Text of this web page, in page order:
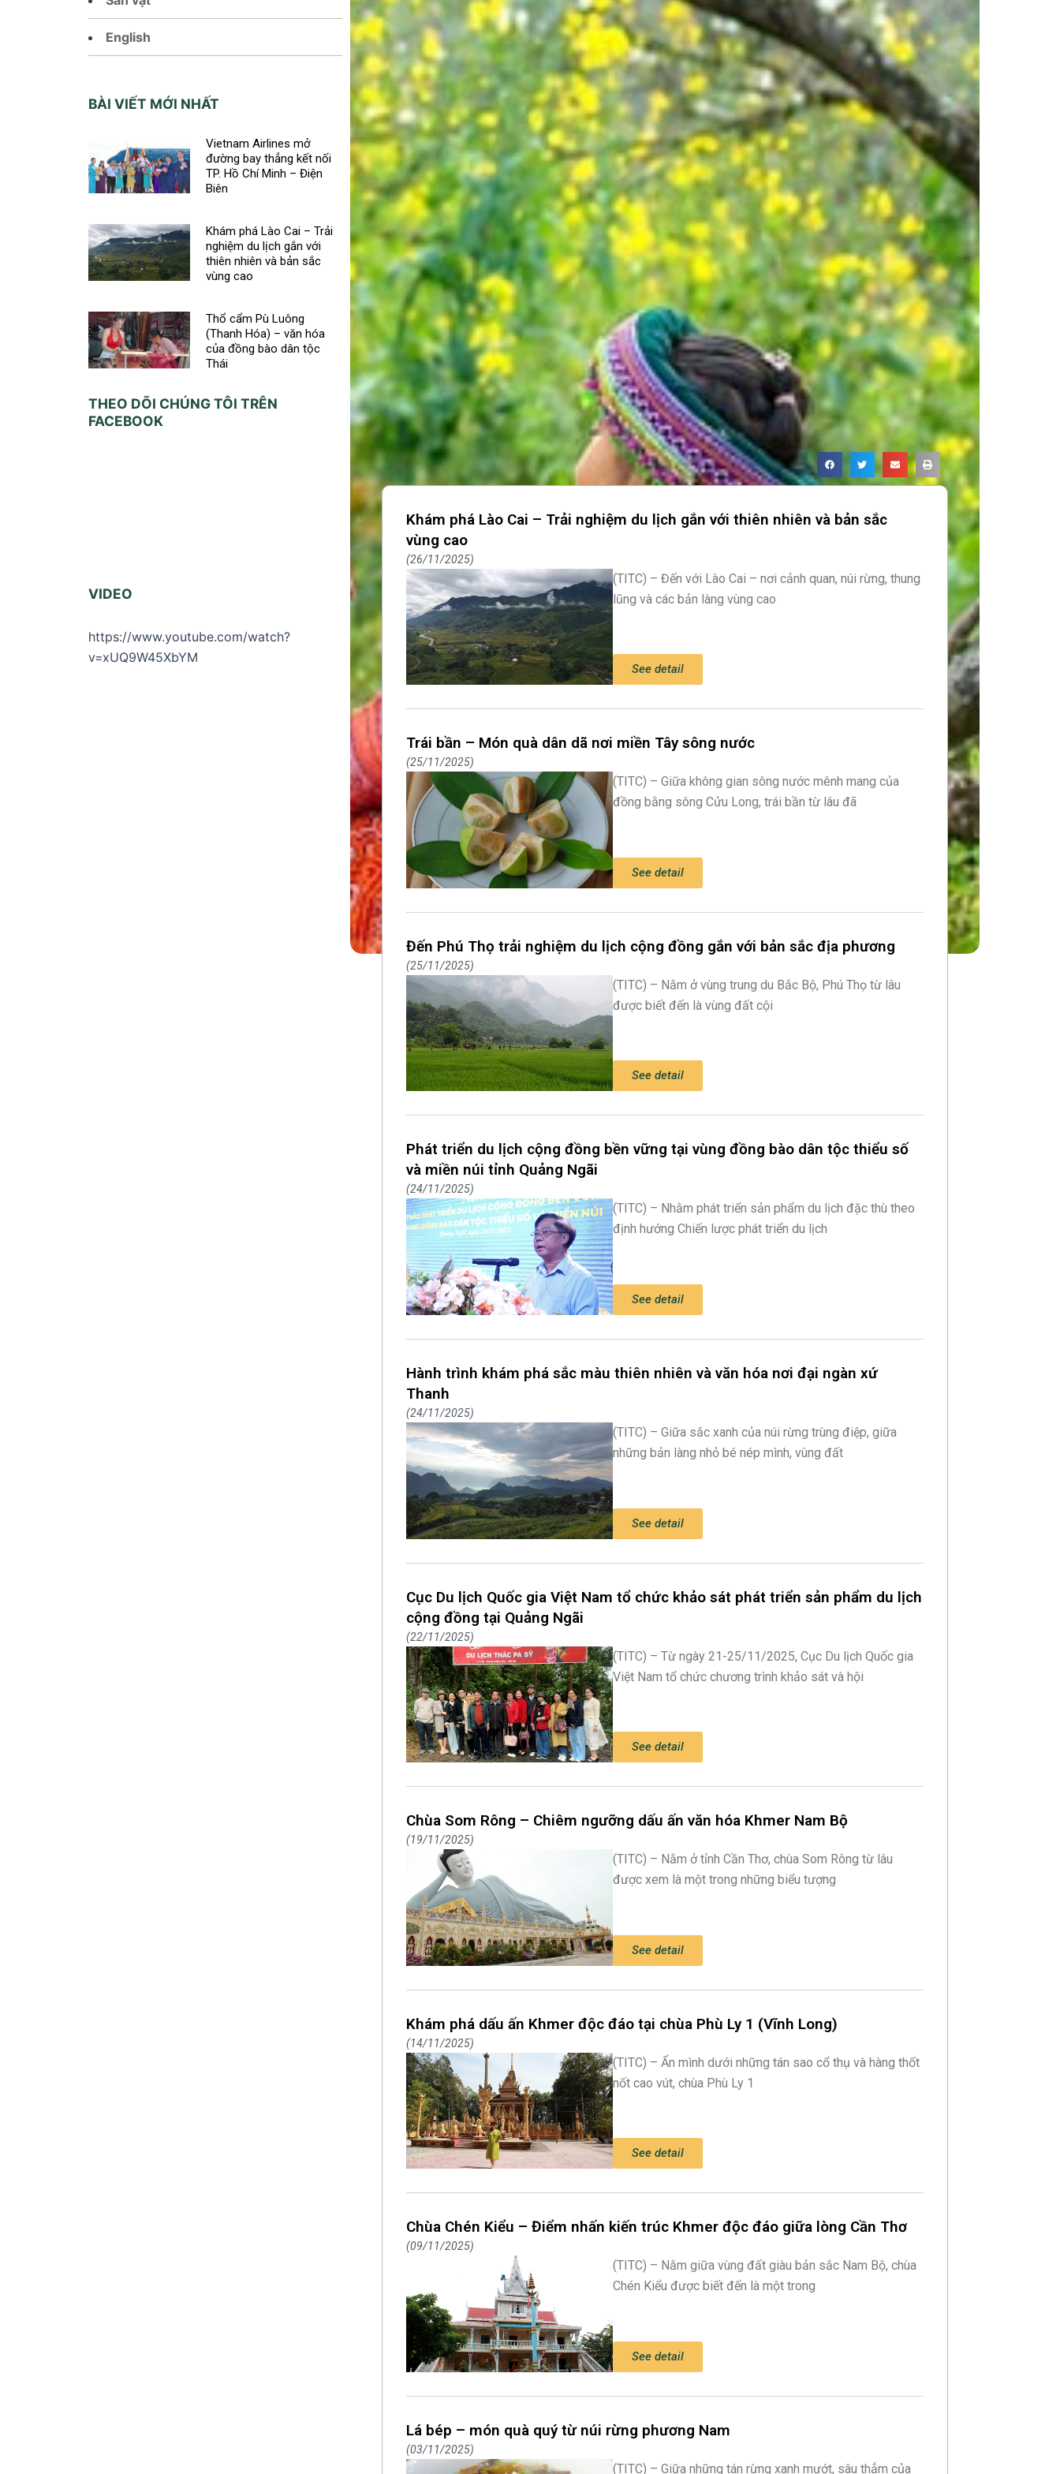
English
BÀI VIẾT MỚI NHẤT
Vietnam Airlines mở
đường bay thẳng kết nối
TP. Hồ Chí Minh – Điện
Biên
Khám phá Lào Cai – Trải
nghiệm du lịch gắn với
thiên nhiên và bản sắc
vùng cao
Thổ cẩm Pù Luông
(Thanh Hóa) – văn hóa
của đồng bào dân tộc
Thái
THEO DÕI CHÚNG TÔI TRÊN
FACEBOOK
VIDEO
https://www.youtube.com/watch?
v=xUQ9W45XbYM
Khám phá Lào Cai – Trải nghiệm du lịch gắn với thiên nhiên và bản sắc
vùng cao
26/11/2025
(TITC) – Đến với Lào Cai – nơi cảnh quan, núi rừng, thung
lũng và các bản làng vùng cao
See detail
Trái bần – Món quà dân dã nơi miền Tây sông nước
25/11/2025
(TITC) – Giữa không gian sông nước mênh mang của
đồng bằng sông Cửu Long, trái bần từ lâu đã
See detail
Đến Phú Thọ trải nghiệm du lịch cộng đồng gắn với bản sắc địa phương
25/11/2025
(TITC) – Nằm ở vùng trung du Bắc Bộ, Phú Thọ từ lâu
được biết đến là vùng đất cội
See detail
Phát triển du lịch cộng đồng bền vững tại vùng đồng bào dân tộc thiểu số
và miền núi tỉnh Quảng Ngãi
24/11/2025
(TITC) – Nhằm phát triển sản phẩm du lịch đặc thù theo
định hướng Chiến lược phát triển du lịch
See detail
Hành trình khám phá sắc màu thiên nhiên và văn hóa nơi đại ngàn xứ
Thanh
24/11/2025
(TITC) – Giữa sắc xanh của núi rừng trùng điệp, giữa
những bản làng nhỏ bé nép mình, vùng đất
See detail
Cục Du lịch Quốc gia Việt Nam tổ chức khảo sát phát triển sản phẩm du lịch
cộng đồng tại Quảng Ngãi
22/11/2025
(TITC) – Từ ngày 21-25/11/2025, Cục Du lịch Quốc gia
Việt Nam tổ chức chương trình khảo sát và hội
See detail
Chùa Som Rông – Chiêm ngưỡng dấu ấn văn hóa Khmer Nam Bộ
19/11/2025
(TITC) – Nằm ở tỉnh Cần Thơ, chùa Som Rông từ lâu
được xem là một trong những biểu tượng
See detail
Khám phá dấu ấn Khmer độc đáo tại chùa Phù Ly 1 (Vĩnh Long)
14/11/2025
(TITC) – Ẩn mình dưới những tán sao cổ thụ và hàng thốt
nốt cao vút, chùa Phù Ly 1
See detail
Chùa Chén Kiểu – Điểm nhấn kiến trúc Khmer độc đáo giữa lòng Cần Thơ
09/11/2025
(TITC) – Nằm giữa vùng đất giàu bản sắc Nam Bộ, chùa
Chén Kiểu được biết đến là một trong
See detail
Lá bép – món quà quý từ núi rừng phương Nam
03/11/2025
(TITC) – Giữa những tán rừng xanh mướt, sâu thẳm của
Page Page Page Page